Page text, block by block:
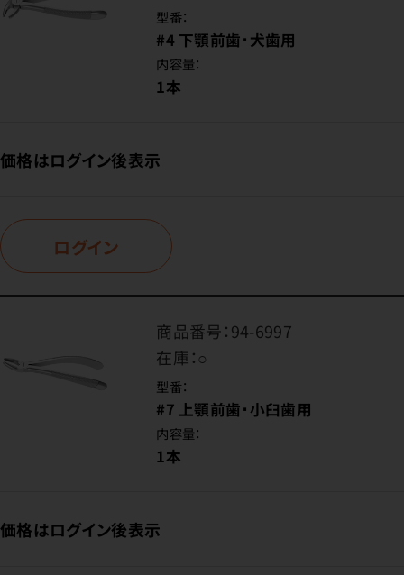
型番：
#4 下顎前歯･犬歯用
内容量：
1本
価格はログイン後表示
ログイン
商品番号：94-6997
在庫：○
型番：
#7 上顎前歯･小臼歯用
内容量：
1本
価格はログイン後表示